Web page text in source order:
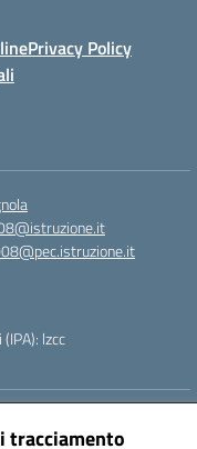
tracciamento
Privacy Policy
lzcc